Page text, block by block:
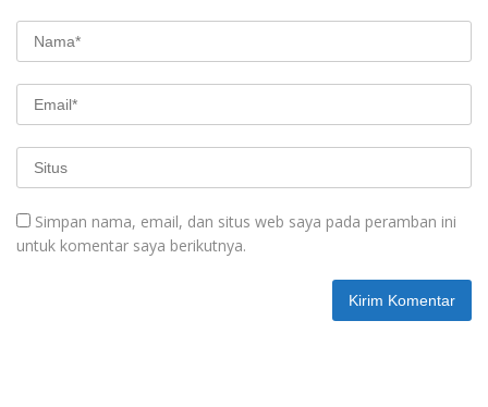
Simpan nama, email, dan situs web saya pada peramban ini
untuk komentar saya berikutnya.